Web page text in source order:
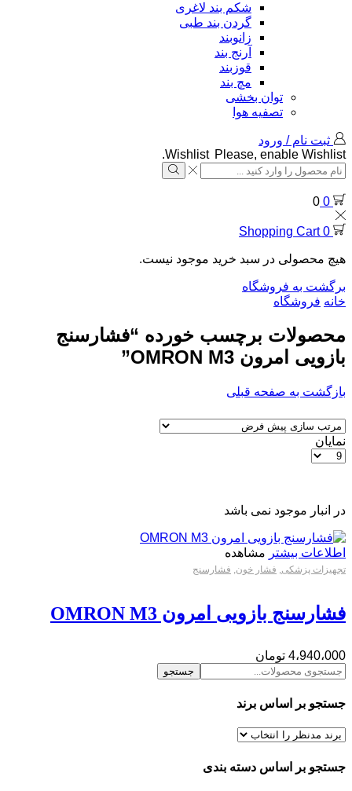
شکم بند لاغری
گردن بند طبی
زانوبند
آرنج بند
قوزبند
مچ بند
توان بخشی
تصفیه هوا
ثبت نام / ورود
Wishlist Please, enable Wishlist.
Search
input
Search
0
0
0
Shopping Cart
هیچ محصولی در سبد خرید موجود نیست.
برگشت به فروشگاه
خانه فروشگاه
محصولات برچسب خورده “فشارسنج
بازویی امرون OMRON M3”
بازگشت به صفحه قبلی
نمایان
تعداد
صفحه
در انبار موجود نمی باشد
اطلاعات بیشتر مشاهده
تجهیزات پزشکی, فشار خون, فشارسنج
فشارسنج بازویی امرون OMRON M3
4،940،000 تومان
جستجو
جستجو
جستجو بر اساس برند
جستجو بر اساس دسته بندی